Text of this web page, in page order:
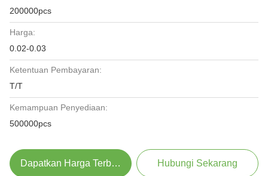
200000pcs
Harga:
0.02-0.03
Ketentuan Pembayaran:
T/T
Kemampuan Penyediaan:
500000pcs
Dapatkan Harga Terbaik Hubungi Sekarang